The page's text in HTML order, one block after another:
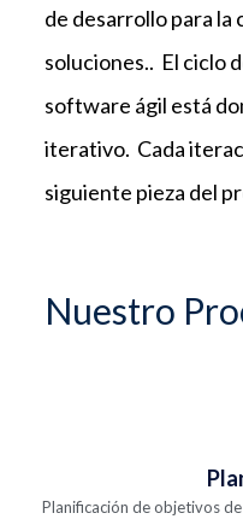
de desarrollo para la
soluciones.. El ciclo
software ágil está
iterativo. Cada
siguiente pieza del
Nuestro
Planificación de objetivos